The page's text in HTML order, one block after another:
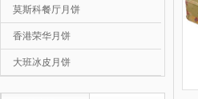
莫斯科餐厅月饼
香港荣华月饼
大班冰皮月饼